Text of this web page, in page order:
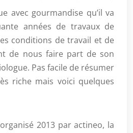
avec gourmandise qu’il va
années de travaux de
conditions de travail et de
de nous faire part de son
Pas facile de résumer
riche mais voici quelques
2013 par actineo, la